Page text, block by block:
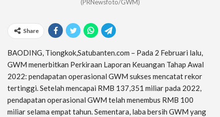
(PRNewsfoto/GWM)
Share
BAODING, Tiongkok,Satubanten.com – Pada 2 Februari lalu,
GWM menerbitkan Perkiraan Laporan Keuangan Tahap Awal
2022: pendapatan operasional GWM sukses mencatat rekor
tertinggi. Setelah mencapai RMB 137,351 miliar pada 2022,
pendapatan operasional GWM telah menembus RMB 100
miliar selama empat tahun. Sementara, laba bersih GWM yang